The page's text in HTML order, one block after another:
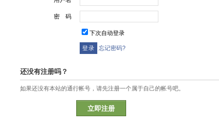
密 码
下次自动登录
忘记密码?
还没有注册吗？
如果还没有本站的通行帐号，请先注册一个属于自己的帐号吧。
立即注册